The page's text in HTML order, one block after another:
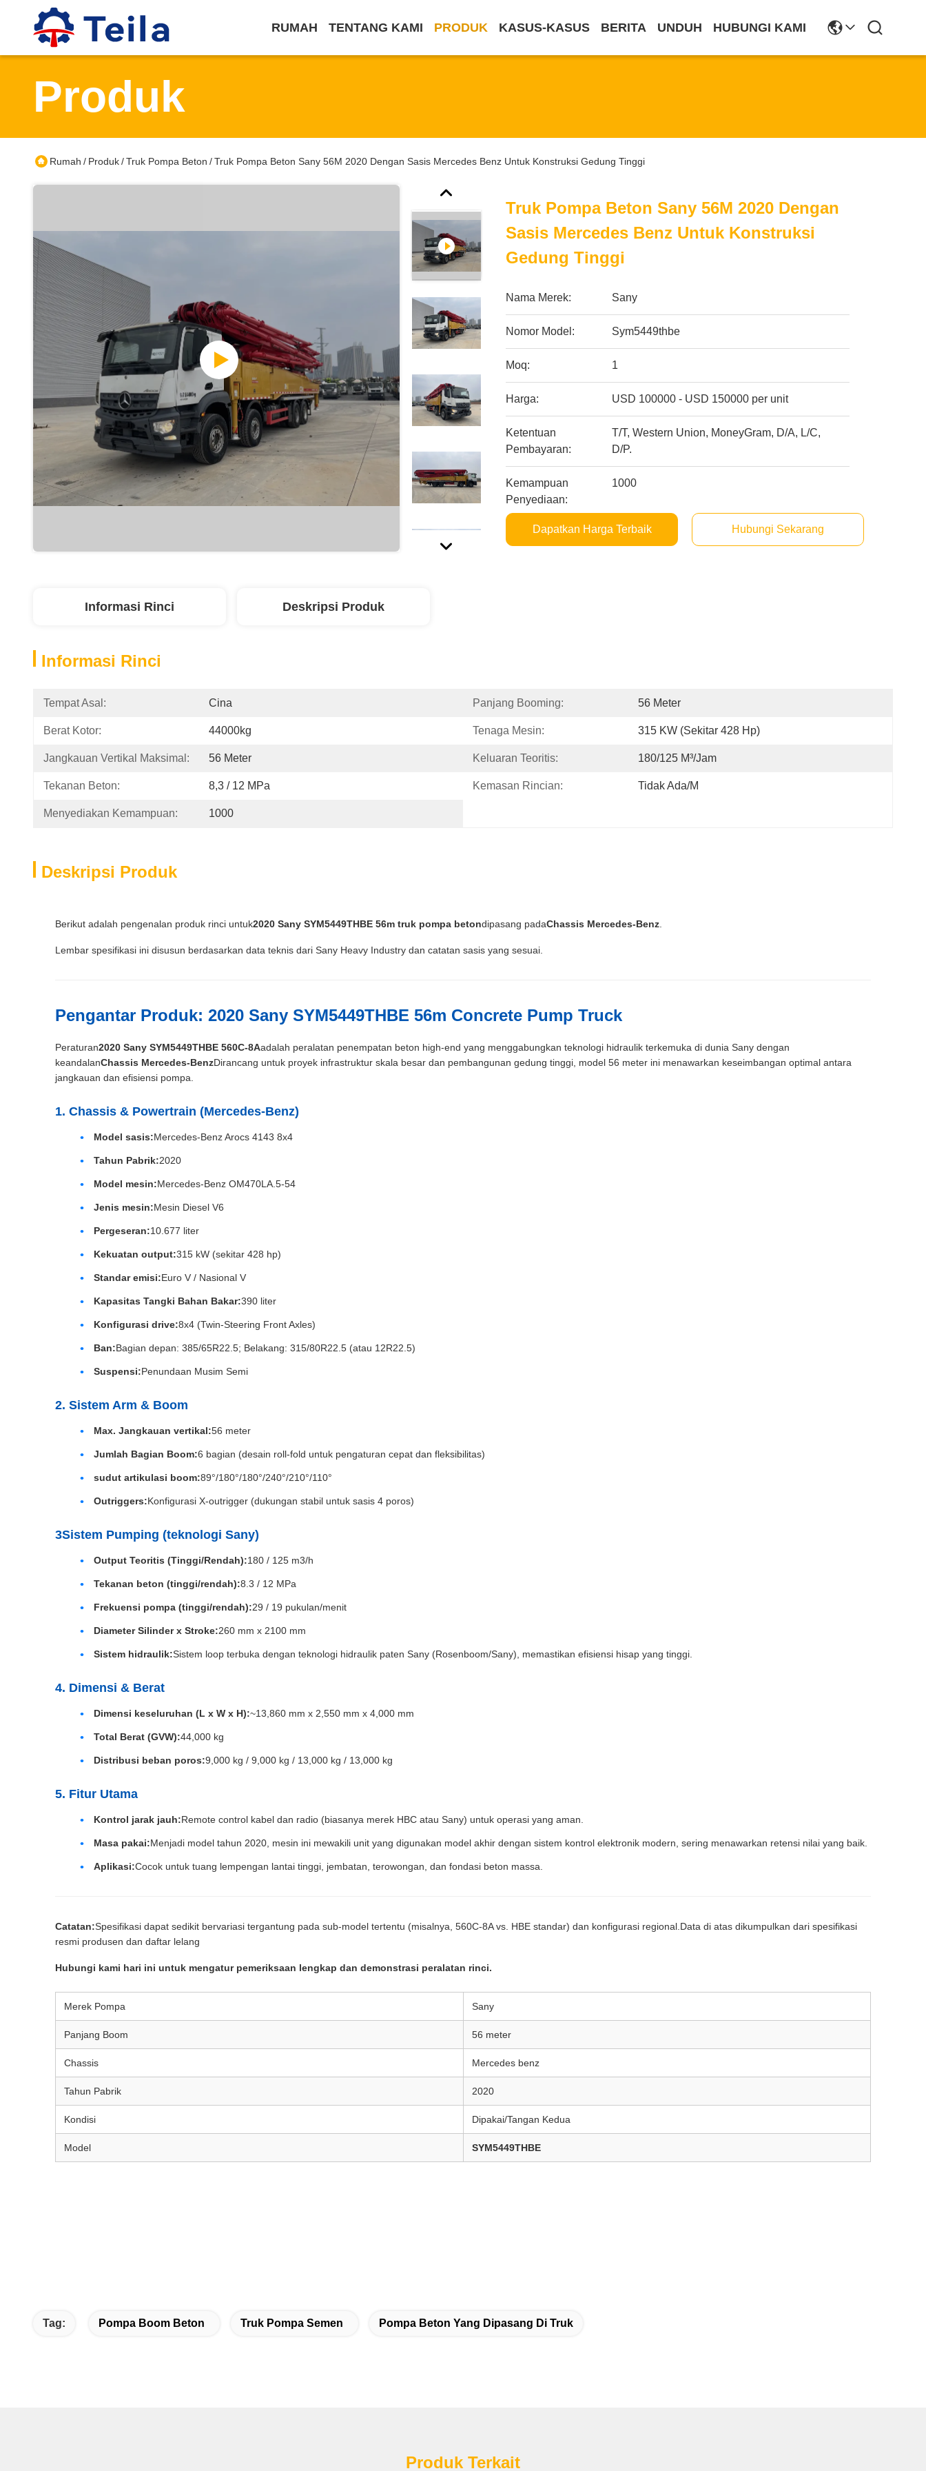
RUMAH TENTANG KAMI PRODUK KASUS-KASUS BERITA UNDUH HUBUNGI KAMI
Produk
Rumah / Produk/Truk Pompa Beton /Truk Pompa Beton Sany 56M 2020 Dengan Sasis Mercedes Benz Untuk Konstruksi Gedung Tinggi
Truk Pompa Beton Sany 56M 2020 Dengan
Sasis Mercedes Benz Untuk Konstruksi
Gedung Tinggi
Nama Merek: Sany
Nomor Model: Sym5449thbe
Moq: 1
Harga: USD 100000 - USD 150000 per unit
Ketentuan
Pembayaran:
T/T, Western Union, MoneyGram, D/A, L/C,
D/P.
Kemampuan
Penyediaan:
1000
Dapatkan Harga Terbaik Hubungi Sekarang
Informasi Rinci Deskripsi Produk
Informasi Rinci
Tempat Asal: Cina Panjang Booming: 56 Meter
Berat Kotor: 44000kg Tenaga Mesin: 315 KW (sekitar 428 Hp)
Jangkauan Vertikal Maksimal: 56 Meter Keluaran Teoritis: 180/125 M³/jam
Tekanan Beton: 8,3 / 12 MPa Kemasan Rincian: Tidak Ada/M
Menyediakan Kemampuan: 1000
Deskripsi Produk
Berikut adalah pengenalan produk rinci untuk2020 Sany SYM5449THBE 56m truk pompa betondipasang padaChassis Mercedes-Benz
Lembar spesifikasi ini disusun berdasarkan data teknis dari Sany Heavy Industry dan catatan sasis yang sesuai.
Pengantar Produk: 2020 Sany SYM5449THBE 56m Concrete Pump Truck
Peraturan2020 Sany SYM5449THBE 560C-8Aadalah peralatan penempatan beton high-end yang menggabungkan teknologi hidraulik terkemuka di dunia Sany dengan
keandalanChassis Mercedes-BenzDirancang untuk proyek infrastruktur skala besar dan pembangunan gedung tinggi, model 56 meter ini menawarkan keseimbangan optimal antara
jangkauan dan efisiensi pompa.
1. Chassis & Powertrain (Mercedes-Benz)
Model sasis:Mercedes-Benz Arocs 4143 8x4
Tahun Pabrik:2020
Model mesin:Mercedes-Benz OM470LA.5-54
Jenis mesin:Mesin Diesel V6
Pergeseran:10.677 liter
Kekuatan output:315 kW (sekitar 428 hp)
Standar emisi:Euro V / Nasional V
Kapasitas Tangki Bahan Bakar:390 liter
Konfigurasi drive:8x4 (Twin-Steering Front Axles)
Ban:Bagian depan: 385/65R22.5; Belakang: 315/80R22.5 (atau 12R22.5)
Suspensi:Penundaan Musim Semi
2. Sistem Arm & Boom
Max. Jangkauan vertikal:56 meter
Jumlah Bagian Boom:6 bagian (desain roll-fold untuk pengaturan cepat dan fleksibilitas)
sudut artikulasi boom:89°/180°/180°/240°/210°/110°
Outriggers:Konfigurasi X-outrigger (dukungan stabil untuk sasis 4 poros)
3Sistem Pumping (teknologi Sany)
Output Teoritis (Tinggi/Rendah):180 / 125 m3/h
Tekanan beton (tinggi/rendah):8.3 / 12 MPa
Frekuensi pompa (tinggi/rendah):29 / 19 pukulan/menit
Diameter Silinder x Stroke:260 mm x 2100 mm
Sistem hidraulik:Sistem loop terbuka dengan teknologi hidraulik paten Sany (Rosenboom/Sany), memastikan efisiensi hisap yang tinggi.
4. Dimensi & Berat
Dimensi keseluruhan (L x W x H):~13,860 mm x 2,550 mm x 4,000 mm
Total Berat (GVW):44,000 kg
Distribusi beban poros:9,000 kg / 9,000 kg / 13,000 kg / 13,000 kg
5. Fitur Utama
Kontrol jarak jauh:Remote control kabel dan radio (biasanya merek HBC atau Sany) untuk operasi yang aman.
Masa pakai:Menjadi model tahun 2020, mesin ini mewakili unit yang digunakan model akhir dengan sistem kontrol elektronik modern, sering menawarkan retensi nilai yang baik.
Aplikasi:Cocok untuk tuang lempengan lantai tinggi, jembatan, terowongan, dan fondasi beton massa.
Catatan:Spesifikasi dapat sedikit bervariasi tergantung pada sub-model tertentu (misalnya, 560C-8A vs. HBE standar) dan konfigurasi regional.Data di atas dikumpulkan dari spesifikasi
resmi produsen dan daftar lelang
Hubungi kami hari ini untuk mengatur pemeriksaan lengkap dan demonstrasi peralatan rinci.
Merek Pompa Sany
Panjang Boom 56 meter
Chassis Mercedes benz
Tahun Pabrik 2020
Kondisi Dipakai/Tangan Kedua
Model SYM5449THBE